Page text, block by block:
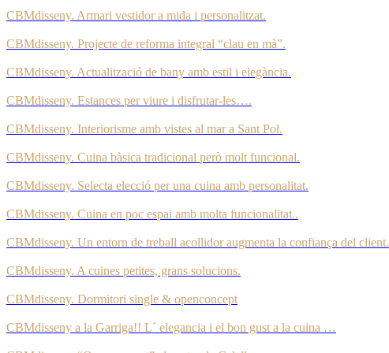
CBMdisseny. Armari vestidor a mida i personalitzat.
CBMdisseny. Projecte de reforma integral “clau en mà”.
CBMdisseny. Actualització de bany amb estil i elegància.
CBMdisseny. Estances per viure i disfrutar-les….
CBMdisseny. Interiorisme amb vistes al mar a Sant Pol.
CBMdisseny. Cuina bàsica tradicional però molt funcional.
CBMdisseny. Selecta elecció per una cuina amb personalitat.
CBMdisseny. Cuina en poc espai amb molta funcionalitat..
CBMdisseny. Un entorn de treball acollidor augmenta la confiança del client.
CBMdisseny. A cuines petites, grans solucions.
CBMdisseny. Dormitori single & openconcept
CBMdisseny a la Garriga!! L´ elegancia i el bon gust a la cuina …